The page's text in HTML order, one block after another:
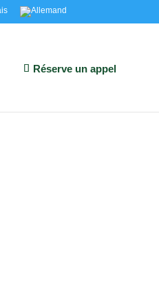
Réserve un appel